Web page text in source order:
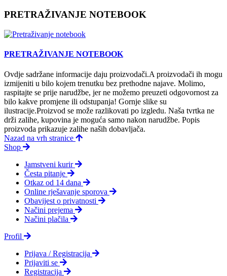
PRETRAŽIVANJE NOTEBOOK
PRETRAŽIVANJE NOTEBOOK
Ovdje sadržane informacije daju proizvodači.A proizvodači ih mogu
izmijeniti u bilo kojem trenutku bez prethodne najave. Molimo,
raspitajte se prije narudžbe, jer ne možemo preuzeti odgovornost za
bilo kakve promjene ili odstupanja! Gornje slike su
ilustracije.Proizvod se može razlikovati po izgledu. Naša tvrtka ne
drži zalihe, kupovina je moguća samo nakon narudžbe. Popis
proizvoda prikazuje zalihe naših dobavljača.
Nazad na vrh stranice
Shop
Jamstveni kurir
Česta pitanje
Otkaz od 14 dana
Online rješavanje sporova
Obavijest o privatnosti
Načini prejema
Načini plačila
Profil
Prijava / Registracija
Prijaviti se
Registracija